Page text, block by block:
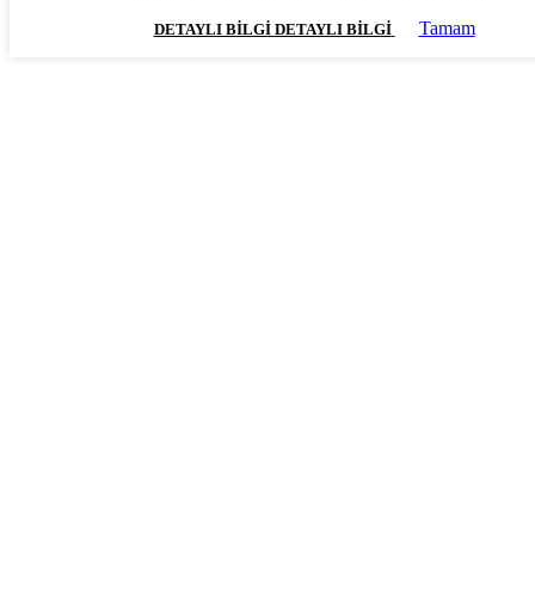
DETAYLI BILGI DETAYLI BILGI Tamam